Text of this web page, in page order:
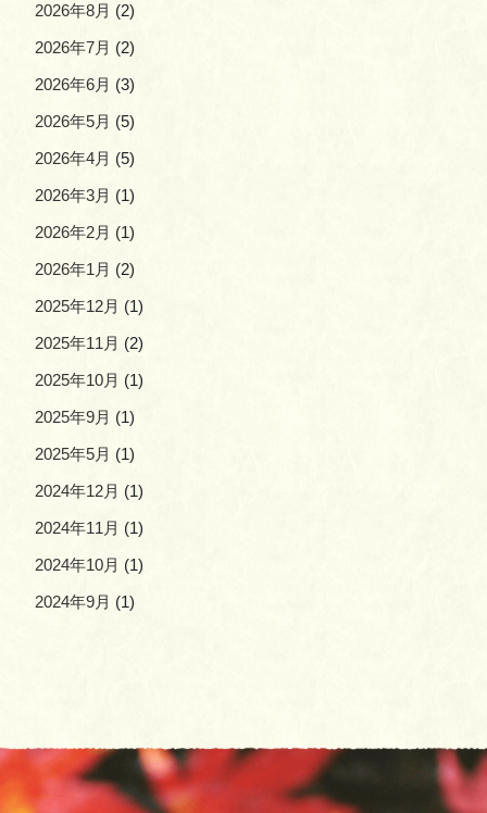
2026年8月 (2)
2026年7月 (2)
2026年6月 (3)
2026年5月 (5)
2026年4月 (5)
2026年3月 (1)
2026年2月 (1)
2026年1月 (2)
2025年12月 (1)
2025年11月 (2)
2025年10月 (1)
2025年9月 (1)
2025年5月 (1)
2024年12月 (1)
2024年11月 (1)
2024年10月 (1)
2024年9月 (1)